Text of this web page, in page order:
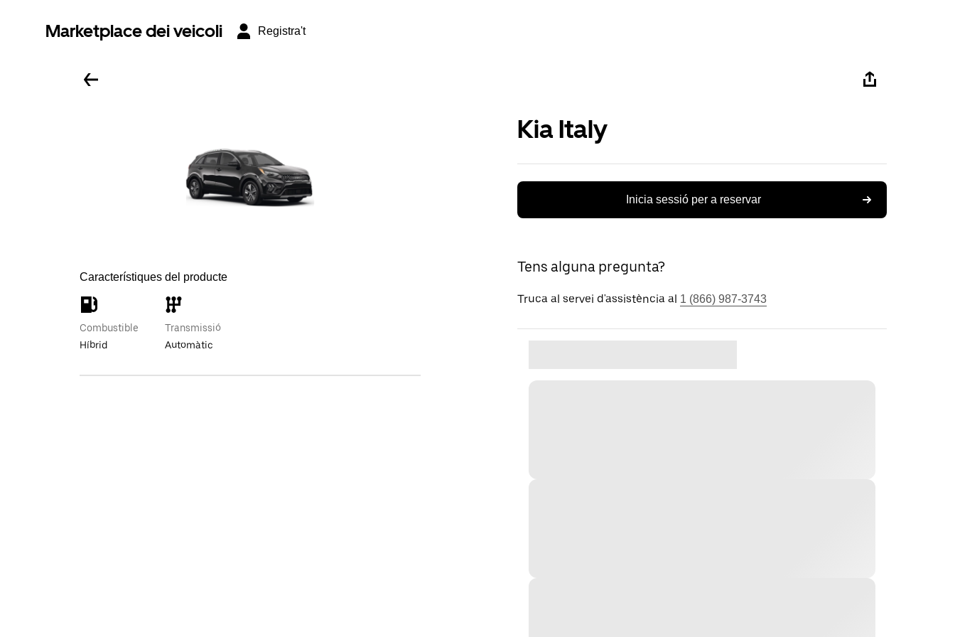
Marketplace dei veicoli Registra't
Característiques del producte
Combustible
Híbrid
Transmissió
Automàtic
Kia Italy
Inicia sessió per a reservar
Tens alguna pregunta?
Truca al servei d'assistència al 1 (866) 987-3743